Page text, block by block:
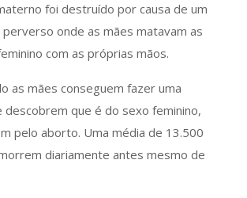
foi destruído por causa de um
onde as mães matavam as
com as próprias mãos.
as mães conseguem fazer uma
que é do sexo feminino,
pelo aborto. Uma média de 13.500
diariamente antes mesmo de